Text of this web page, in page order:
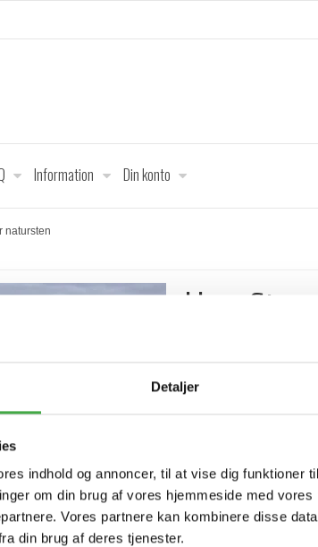
Detaljer
indhold og annoncer, til at vise dig funktioner
om din brug af vores hjemmeside med vores
Vores partnere kan kombinere disse
din brug af deres tjenester.
Information Din konto
natursten
Havefliser
0,00 DKK
Skiferspecialisten er
natursten.
Følg dette link, og se